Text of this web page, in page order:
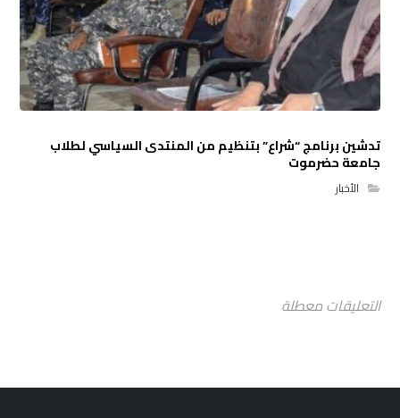
تدشين برنامج “شراع” بتنظيم من المنتدى السياسي لطلاب
جامعة حضرموت
الأخبار
التعليقات معطلة